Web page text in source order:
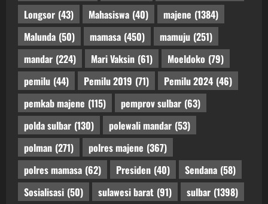
Longsor (43) Mahasiswa (40) majene (1384)
Malunda (50) mamasa (450) mamuju (251)
mandar (224) Mari Vaksin (61) Moeldoko (79)
pemilu (44) Pemilu 2019 (71) Pemilu 2024 (46)
pemkab majene (115) pemprov sulbar (63)
polda sulbar (130) polewali mandar (53)
polman (271) polres majene (367)
polres mamasa (62) Presiden (40) Sendana (58)
Sosialisasi (50) sulawesi barat (91) sulbar (1398)